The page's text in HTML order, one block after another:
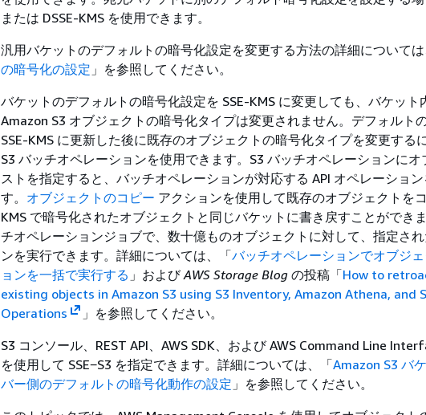
または DSSE-KMS を使用できます。
汎用バケットのデフォルトの暗号化設定を変更する方法の詳細について
の暗号化の設定 」を参照してください。
バケットのデフォルトの暗号化設定を SSE-KMS に変更しても、バケット
Amazon S3 オブジェクトの暗号化タイプは変更されません。デフォルト
SSE-KMS に更新した後に既存のオブジェクトの暗号化タイプを変更する
S3 バッチオペレーションを使用できます。S3 バッチオペレーションにオ
ストを指定すると、バッチオペレーションが対応する API オペレーション
す。 オブジェクトのコピー アクションを使用して既存のオブジェクトを
KMS で暗号化されたオブジェクトと同じバケットに書き戻すことができ
チオペレーションジョブで、数十億ものオブジェクトに対して、指定さ
ンを実行できます。詳細については、「バッチオペレーションでオブジ
ョンを一括で実行する 」およびAWS Storage Blog の投稿「How to
existing objects in Amazon S3 using S3 Inventory, Amazon Athena, and
Operations
」を参照してください。
S3 コンソール、REST API、AWS SDK、および AWS Command Line
を使用して SSE−S3 を指定できます。詳細については、「Amazon S3 バ
バー側のデフォルトの暗号化動作の設定 」を参照してください。